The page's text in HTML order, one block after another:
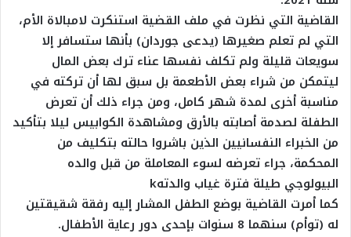
القاضية التي نظرت في ملف القضية استنكرت لامبالاة الأم،
التي لم تعلم صغيرها (يدعى جوردان) بأنها ستسافر إلا
سويعات قليلة ولم تكلف نفسها عناء ترك بعض المال
ليتمكن من شراء بعض الأطعمة بل سبق لها أن تركته في
مناسبة أخرى لمدة شهر كامل، ومن جراء ذلك أن تعرض
الطفلة لصدمة أصابته بالأرق ومشاهدة الكوابيس ليلا بتأكيد
من الخبراء النفسانيين الذين باشروا حالته بتكليف من
المحكمة، جراء تعرضه لسوء المعاملة من قبل والده
البيولوجي طيلة فترة غياب والدتهk
كما أمرت القاضية بوضع الطفل المشار إليه رفقة شقيقتين
له (توأم) سنهما 8 سنوات بإحدى دور رعاية الأطفال.